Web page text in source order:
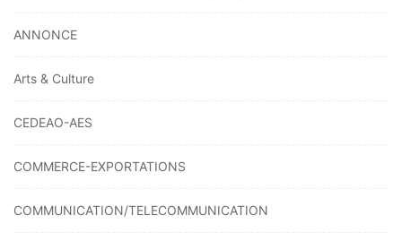
ANNONCE
Arts & Culture
CEDEAO-AES
COMMERCE-EXPORTATIONS
COMMUNICATION/TELECOMMUNICATION